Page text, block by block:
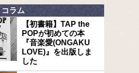
ラム
【初書籍】TAP the
POPが初めての本
『音楽愛(ONGAKU
LOVE)』を出版しま
した